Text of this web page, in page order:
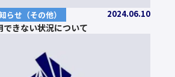
らせ（その他） 2024.06.10
できない状況について